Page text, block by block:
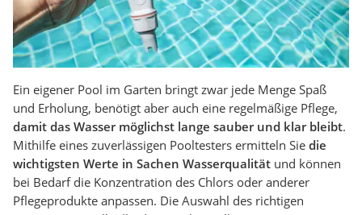
Ein eigener Pool im Garten bringt zwar jede Menge Spaß
und Erholung, benötigt aber auch eine regelmäßige Pflege,
damit das Wasser möglichst lange sauber und klar bleibt.
Mithilfe eines zuverlässigen Pooltesters ermitteln Sie die
wichtigsten Werte in Sachen Wasserqualität und können
bei Bedarf die Konzentration des Chlors oder anderer
Pflegeprodukte anpassen. Die Auswahl des richtigen